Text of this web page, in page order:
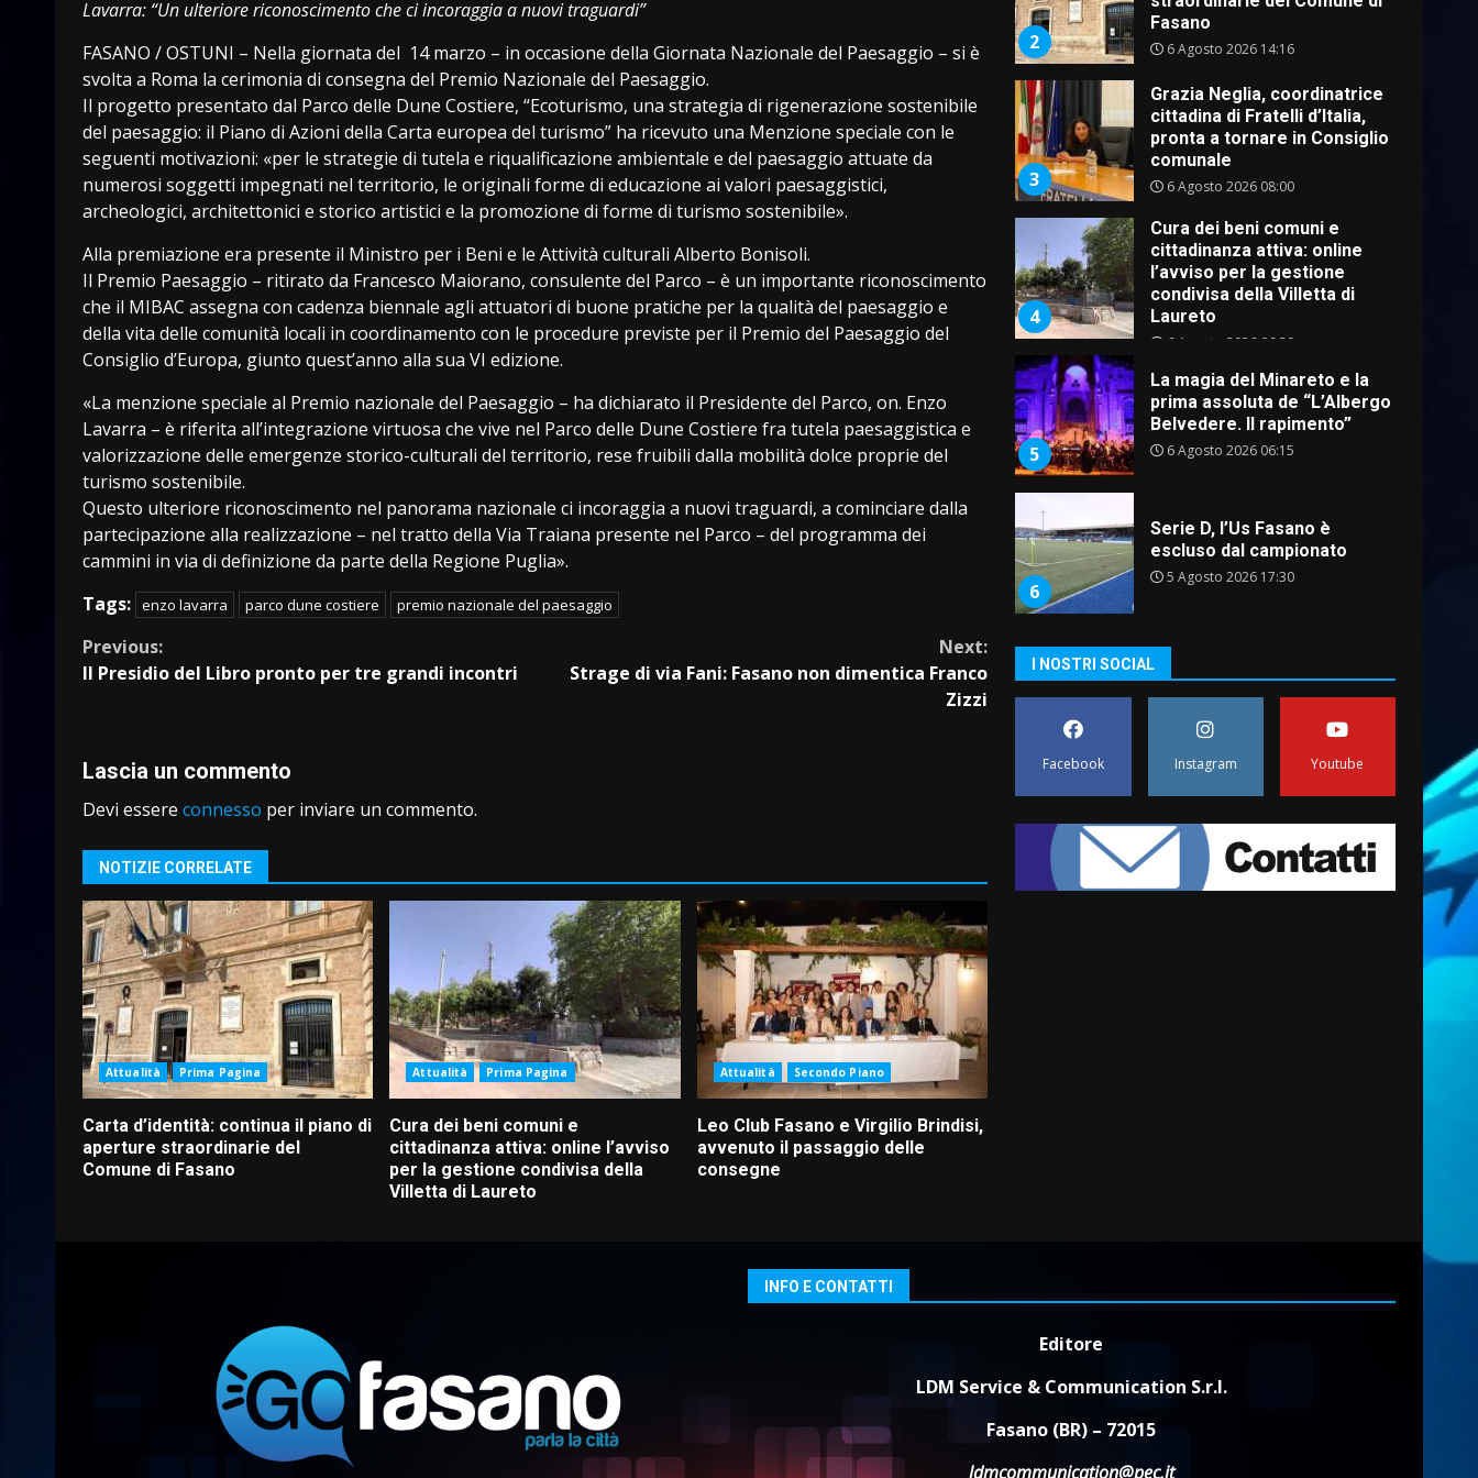
Lavarra: “Un ulteriore riconoscimento che ci incoraggia a nuovi traguardi”
FASANO / OSTUNI – Nella giornata del 14 marzo – in occasione della Giornata Nazionale del Paesaggio – si è
svolta a Roma la cerimonia di consegna del Premio Nazionale del Paesaggio.
Il progetto presentato dal Parco delle Dune Costiere, “Ecoturismo, una strategia di rigenerazione sostenibile
del paesaggio: il Piano di Azioni della Carta europea del turismo” ha ricevuto una Menzione speciale con le
seguenti motivazioni: «per le strategie di tutela e riqualificazione ambientale e del paesaggio attuate da
numerosi soggetti impegnati nel territorio, le originali forme di educazione ai valori paesaggistici,
archeologici, architettonici e storico artistici e la promozione di forme di turismo sostenibile».
Alla premiazione era presente il Ministro per i Beni e le Attività culturali Alberto Bonisoli.
Il Premio Paesaggio – ritirato da Francesco Maiorano, consulente del Parco – è un importante riconoscimento
che il MIBAC assegna con cadenza biennale agli attuatori di buone pratiche per la qualità del paesaggio e
della vita delle comunità locali in coordinamento con le procedure previste per il Premio del Paesaggio del
Consiglio d’Europa, giunto quest’anno alla sua VI edizione.
«La menzione speciale al Premio nazionale del Paesaggio – ha dichiarato il Presidente del Parco, on. Enzo
Lavarra – è riferita all’integrazione virtuosa che vive nel Parco delle Dune Costiere fra tutela paesaggistica e
valorizzazione delle emergenze storico-culturali del territorio, rese fruibili dalla mobilità dolce proprie del
turismo sostenibile.
Questo ulteriore riconoscimento nel panorama nazionale ci incoraggia a nuovi traguardi, a cominciare dalla
partecipazione alla realizzazione – nel tratto della Via Traiana presente nel Parco – del programma dei
cammini in via di definizione da parte della Regione Puglia».
Tags: enzo lavarra parco dune costiere premio nazionale del paesaggio
Continue
Previous:
Il Presidio del Libro pronto per tre grandi incontri
Next:
Strage di via Fani: Fasano non dimentica Franco
Zizzi
Lascia un commento
Devi essere connesso per inviare un commento.
NOTIZIE CORRELATE
Attualità Prima Pagina
Carta d’identità: continua il piano di
aperture straordinarie del
Comune di Fasano
Attualità Prima Pagina
Cura dei beni comuni e
cittadinanza attiva: online l’avviso
per la gestione condivisa della
Villetta di Laureto
Attualità Secondo Piano
Leo Club Fasano e Virgilio Brindisi,
avvenuto il passaggio delle
consegne
2
Fasano
6 Agosto 2026 14:16
3
Grazia Neglia, coordinatrice
cittadina di Fratelli d’Italia,
pronta a tornare in Consiglio
comunale
6 Agosto 2026 08:00
4
Cura dei beni comuni e
cittadinanza attiva: online
l’avviso per la gestione
condivisa della Villetta di
Laureto
6 Agosto 2026 06:20
5
La magia del Minareto e la
prima assoluta de “L’Albergo
Belvedere. Il rapimento”
6 Agosto 2026 06:15
6
Serie D, l’Us Fasano è
escluso dal campionato
5 Agosto 2026 17:30
Truffatori in azione nelle
arma da fuoco
6 Agosto 2026 18:13
6 Agosto 2026 06:20
Belvedere. Il rapimento”
I NOSTRI SOCIAL
Facebook Instagram Youtube
INFO E CONTATTI
Editore
LDM Service & Communication S.r.l.
Fasano (BR) – 72015
ldmcommunication@pec.it